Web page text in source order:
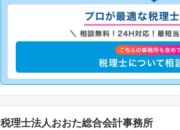
税理士法人おおた総合会計事務所